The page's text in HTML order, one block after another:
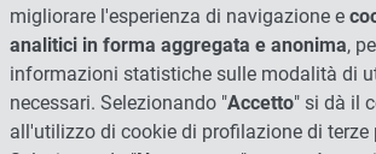
migliorare l'esperienza di navigazione e
analitici in forma aggregata e anonima,
informazioni statistiche sulle modalità di
necessari. Selezionando "Accetto" si dà il
all'utilizzo di cookie di profilazione di terze